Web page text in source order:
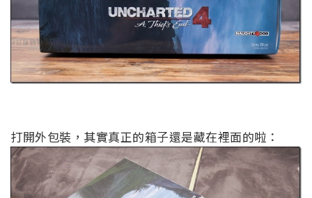
打開外包裝，其實真正的箱子還是藏在裡面的啦：